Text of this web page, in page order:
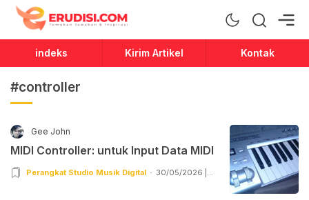
Erudisi
Temukan Jawaban dan Inspirasi
indeks Kirim Artikel Kontak
#controller
Gee John
MIDI Controller: untuk Input Data MIDI
Perangkat Studio Musik Digital
30/05/2026 |